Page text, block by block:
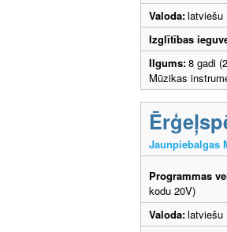
Valoda:latviešu
Izglītības
Ilgums:8 gadi
Mūzikas
Jaunpiebalgas
Programmas
kodu 20V)
Valoda:latviešu